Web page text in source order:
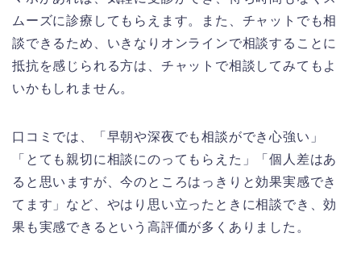
ムーズに診療してもらえます。また、チャットでも相
談できるため、いきなりオンラインで相談することに
抵抗を感じられる方は、チャットで相談してみてもよ
いかもしれません。
口コミでは、「早朝や深夜でも相談ができ心強い」
「とても親切に相談にのってもらえた」「個人差はあ
ると思いますが、今のところはっきりと効果実感でき
てます」など、やはり思い立ったときに相談でき、効
果も実感できるという高評価が多くありました。